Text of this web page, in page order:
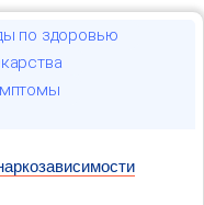
по здоровью